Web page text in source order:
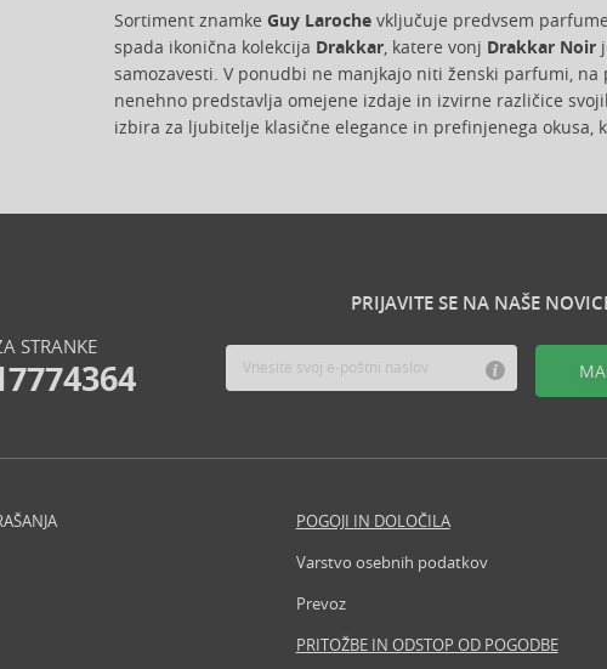
Sortiment znamke Guy Larochevključuje predvsem
spada ikonična kolekcija Drakkar, katere vonj Drakkar Noir
samozavesti. V ponudbi ne manjkajo niti ženski parfumi,
nenehno predstavlja omejene izdaje in izvirne različice
izbira za ljubitelje klasične elegance in prefinjenega okusa,
PRIJAVITE SE NA NAŠE
STRANKE
POGOJI IN DOLOČILA
Varstvo osebnih podatkov
Prevoz
PRITOŽBE IN ODSTOP OD POGODBE